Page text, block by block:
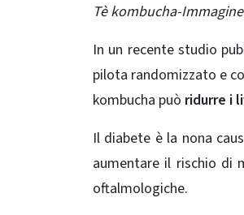
Tè kombucha-
In un recente studio
pilota randomizzato e
kombucha può ridurre i
Il diabete è la nona
aumentare il rischio di
oftalmologiche.